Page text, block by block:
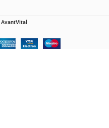
AvantVital